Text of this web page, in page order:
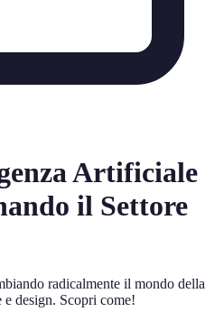
Artificiale
il Settore
radicalmente il mondo della
design. Scopri come!